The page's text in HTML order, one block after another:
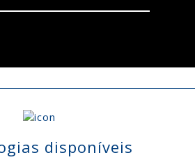
disponíveis